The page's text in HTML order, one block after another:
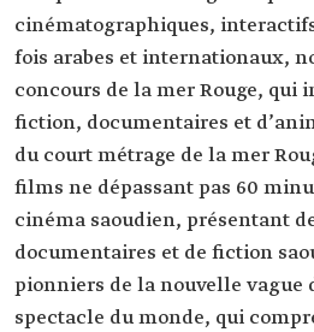
cinématographiques,
fois arabes et internationaux,
concours de la mer Rouge, qui
fiction, documentaires et
du court métrage de la mer
films ne dépassant pas 60
cinéma saoudien, présentant
documentaires et de fiction
pionniers de la nouvelle vague
spectacle du monde, qui